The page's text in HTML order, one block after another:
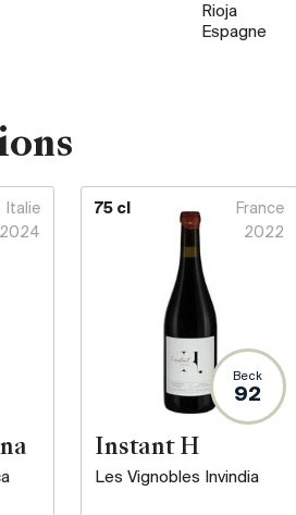
Rioja
Espagne
Italie
2024
75 cl
France
2022
Beck
92
Instant H
Les Vignobles Invindia